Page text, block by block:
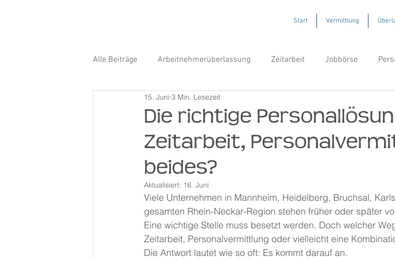
Start Vermittlung
Alle Beiträge Arbeitnehmerüberlassung Zeitarbeit Jobbörse
Die richtige
Zeitarbeit,
beides?
15. Juni 3 Min. Lesezeit
Aktualisiert: 16. Juni
Viele Unternehmen in Mannheim, Heidelberg, Bruchsal,
gesamten Rhein-Neckar-Region stehen früher oder später
Eine wichtige Stelle muss besetzt werden. Doch welcher
Zeitarbeit, Personalvermittlung oder vielleicht eine
Die Antwort lautet wie so oft: Es kommt darauf an.